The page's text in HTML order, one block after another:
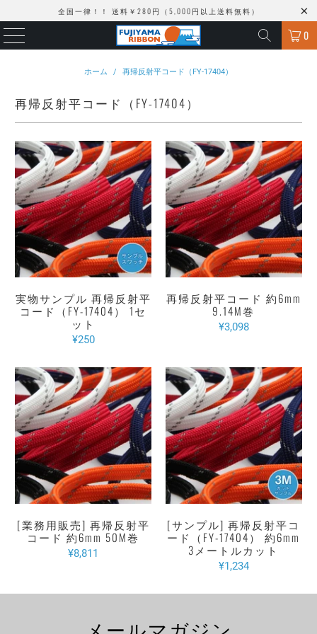
全国一律！！ 送料￥280円（5,000円以上送料無料）
0
ホーム / 再帰反射平コード（FY-17404）
再帰反射平コード（FY-17404）
実物サンプル 再帰反射平
コード（FY-17404） 1セ
ット
¥250
再帰反射平コード 約6mm
9.14M巻
¥3,098
[業務用販売] 再帰反射平
コード 約6mm 50M巻
¥8,811
[サンプル] 再帰反射平コ
ード（FY-17404） 約6mm
3メートルカット
¥1,234